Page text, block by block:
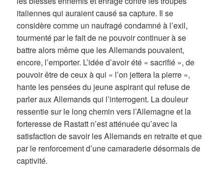
italiennes qui auraient causé sa capture. Il se
considère comme un naufragé condamné à l’exil,
tourmenté par le fait de ne pouvoir continuer à se
battre alors même que les Allemands pouvaient,
encore, l’emporter. L’idée d’avoir été « sacrifié », de
pouvoir être de ceux à qui « l’on jettera la pierre »,
hante les pensées du jeune aspirant qui refuse de
parler aux Allemands qui l’interrogent. La douleur
ressentie sur le long chemin vers l’Allemagne et la
forteresse de Rastatt n’est atténuée qu’avec la
satisfaction de savoir les Allemands en retraite et que
par le renforcement d’une camaraderie désormais de
captivité.